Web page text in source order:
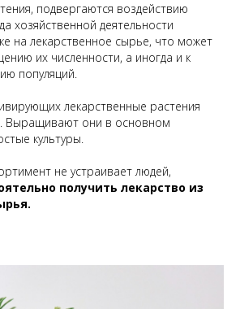
подвергаются воздействию
хозяйственной деятельности
на лекарственное сырье, что может
их численности, а иногда и к
популяций.
лекарственные растения
Выращивают они в основном
культуры.
не устраивает людей,
получить лекарство из